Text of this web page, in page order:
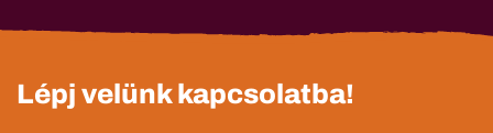
Lépj velünk kapcsolatba!